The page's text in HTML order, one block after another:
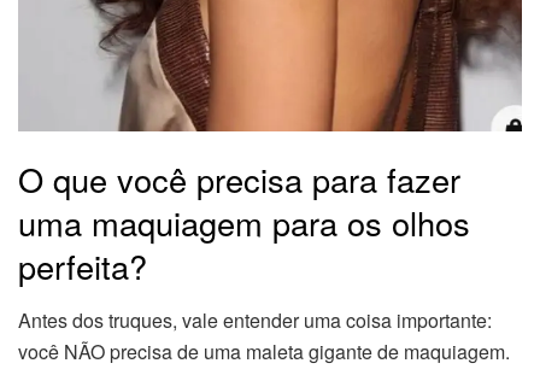
O que você precisa para fazer
uma maquiagem para os olhos
perfeita?
Antes dos truques, vale entender uma coisa importante:
você NÃO precisa de uma maleta gigante de maquiagem.